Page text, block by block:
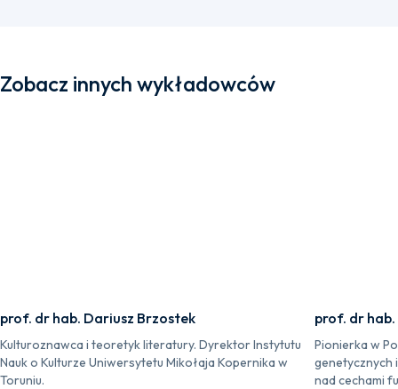
Zobacz innych wykładowców
prof. dr hab. Dariusz Brzostek
Kulturoznawca i teoretyk literatury. Dyrektor Instytutu
Nauk o Kulturze Uniwersytetu Mikołaja Kopernika w
Toruniu.
prof. dr
Pionierka w
genetycznych
nad cechami